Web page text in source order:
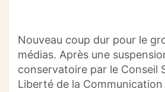
Nouveau coup dur pour le
médias. Après une
conservatoire par le Conseil
Liberté de la Communication